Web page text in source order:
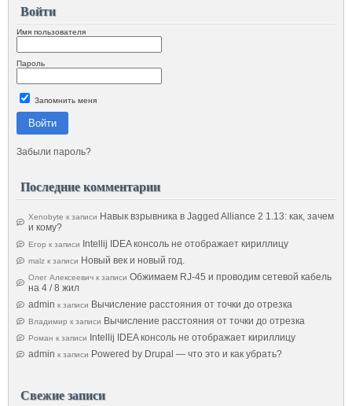
Войти
Имя пользователя
Пароль
Запомнить меня
Войти
Забыли пароль?
Последние комментарии
Xenobyte к записи Навык взрывника в Jagged Alliance 2 1.13: как, зачем
и кому?
Егор к записи Intellij IDEA консоль не отображает кириллицу
malz к записи Новый век и новый год.
Олег Алексеевич к записи Обжимаем RJ-45 и проводим сетевой кабель
на 4 / 8 жил
admin к записи Вычисление расстояния от точки до отрезка
Владимир к записи Вычисление расстояния от точки до отрезка
Роман к записи Intellij IDEA консоль не отображает кириллицу
admin к записи Powered by Drupal — что это и как убрать?
Свежие записи